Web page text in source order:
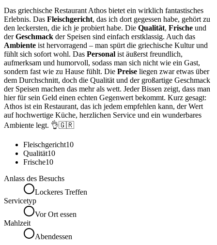
Das griechische Restaurant Athos bietet ein wirklich fantastisches
Erlebnis. Das Fleischgericht, das ich dort gegessen habe, gehört zu
den leckersten, die ich je probiert habe. Die Qualität, Frische und
derGeschmack der Speisen sind einfach erstklassig. Auch das
Ambiente ist hervorragend – man spürt die griechische Kultur und
fühlt sich sofort wohl. Das Personal ist äußerst freundlich,
aufmerksam und humorvoll, sodass man sich nicht wie ein Gast,
sondern fast wie zu Hause fühlt. Die Preise liegen zwar etwas über
dem Durchschnitt, doch die Qualität und der großartige Geschmack
der Speisen machen das mehr als wett. Jeder Bissen zeigt, dass man
hier für sein Geld einen echten Gegenwert bekommt. Kurz gesagt:
Athos ist ein Restaurant, das ich jedem empfehlen kann, der Wert
auf hochwertige Küche, herzlichen Service und ein wunderbares
Ambiente legt. 👌🇬🇷
Fleischgericht10
Qualität10
Frische10
Anlass des Besuchs
Lockeres Treffen
Servicetyp
Vor Ort essen
Mahlzeit
Abendessen